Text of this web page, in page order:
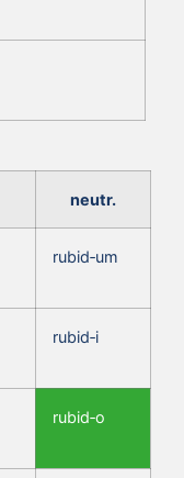
neutr.
rubid‑um
rubid‑i
rubid‑o